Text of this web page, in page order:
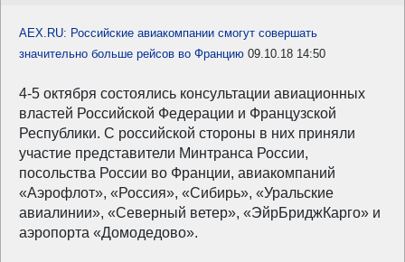
AEX.RU: Российские авиакомпании смогут совершать
значительно больше рейсов во Францию 09.10.18 14:50
4-5 октября состоялись консультации авиационных
властей Российской Федерации и Французской
Республики. С российской стороны в них приняли
участие представители Минтранса России,
посольства России во Франции, авиакомпаний
«Аэрофлот», «Россия», «Сибирь», «Уральские
авиалинии», «Северный ветер», «ЭйрБриджКарго» и
аэропорта «Домодедово».